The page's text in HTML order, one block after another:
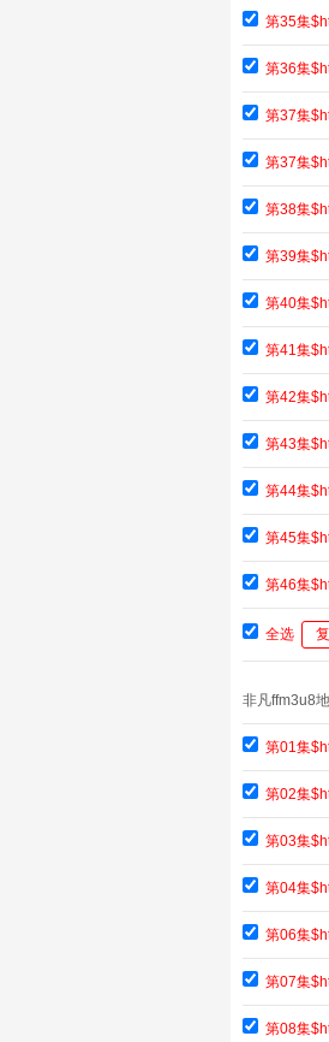
第35集
第36集
第37集
第37集
第38集
第39集
第40集
第41集
第42集
第43集
第44集
第45集
第46集
全选
非凡ffm3u8
第01集
第02集
第03集
第04集
第06集
第07集
第08集